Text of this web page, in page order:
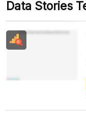
Data Stories